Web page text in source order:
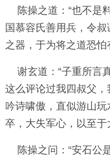
陈操之道：“也不是
国慕容氏善用兵，令
之器，于为将之道恐
谢玄道：“子重所言
这么评论过我四叔父
吟诗啸傲，直似游山
卒，大失军心，以至于
陈操之问：“安石公